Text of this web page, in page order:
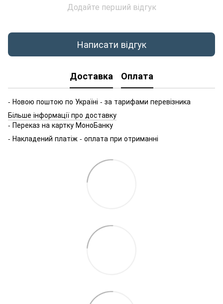
Додайте перший відгук
Написати відгук
Доставка Оплата
- Новою поштою по Україні - за тарифами перевізника
Більше інформації про доставку
- Переказ на картку МоноБанку
- Накладений платіж - оплата при отриманні